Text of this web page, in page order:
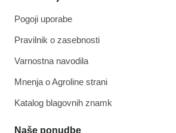
Pogoji uporabe
Pravilnik o zasebnosti
Varnostna navodila
Mnenja o Agroline strani
Katalog blagovnih znamk
Naše ponudbe